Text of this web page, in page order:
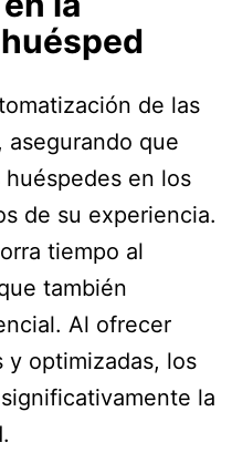
de las
que
en los
de su experiencia.
tiempo al
también
Al ofrecer
y optimizadas, los
la